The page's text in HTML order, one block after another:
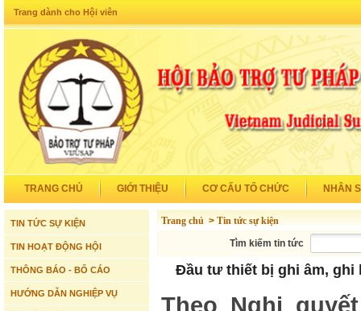
Trang dành cho Hội viên
TRANG CHỦ GIỚI THIỆU CƠ CẤU TỔ CHỨC NHÂN
TIN TỨC SỰ KIỆN
TIN HOẠT ĐỘNG HỘI
THÔNG BÁO - BỐ CÁO
HƯỚNG DẪN NGHIỆP VỤ
Trang chủ > Tin tức sự kiện
Tìm kiếm tin tức
Đầu tư thiết bị ghi âm, ghi
Theo Nghị